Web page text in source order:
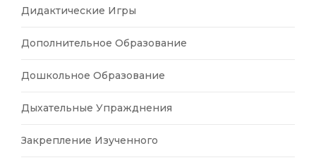
Дидактические Игры
Дополнительное Образование
Дошкольное Образование
Дыхательные Упражднения
Закрепление Изученного